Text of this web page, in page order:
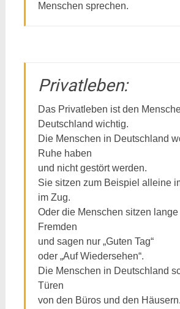
Menschen sprechen.
Privatleben:
Das Privatleben ist den
Deutschland wichtig.
Die Menschen in Deutschland
Ruhe haben
und nicht gestört werden.
Sie sitzen zum Beispiel alleine
im Zug.
Oder die Menschen sitzen lange
Fremden
und sagen nur „Guten Tag“
oder „Auf Wiedersehen“.
Die Menschen in Deutschland
Türen
von den Büros und den Häusern.